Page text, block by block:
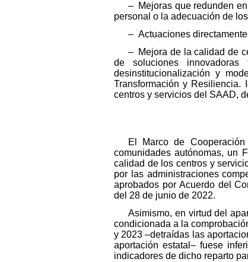
– Mejoras que redunden
personal o la adecuación de
– Actuaciones
– Mejora de la calidad de
de soluciones
desinstitucionalización y
Transformación y Resiliencia.
centros y servicios del SAAD,
El Marco de
comunidades autónomas, un
calidad de los centros y
por las administraciones
aprobados por Acuerdo del
del 28 de junio de 2022.
Asimismo, en virtud del
condicionada a la
y 2023 –detraídas las
aportación estatal– fuese
indicadores de dicho reparto